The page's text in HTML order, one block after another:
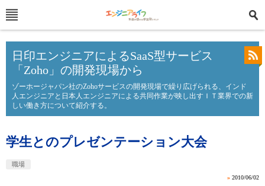
日印エンジニアによるSaaS型サービス
「Zoho」の開発現場から
ゾーホージャパン社のZohoサービスの開発現場で繰り広げられる、インド
人エンジニアと日本人エンジニアによる共同作業が映し出すＩＴ業界での新
しい働き方について紹介する。
学生とのプレゼンテーション大会
職場
» 2010/06/02